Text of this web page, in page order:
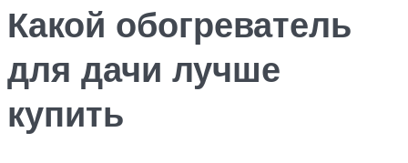
Какой обогреватель
для дачи лучше
купить